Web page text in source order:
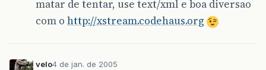
matar de tentar, use text/xml e boa diversao
com o http://xstream.codehaus.org
velo4 de jan. de 2005